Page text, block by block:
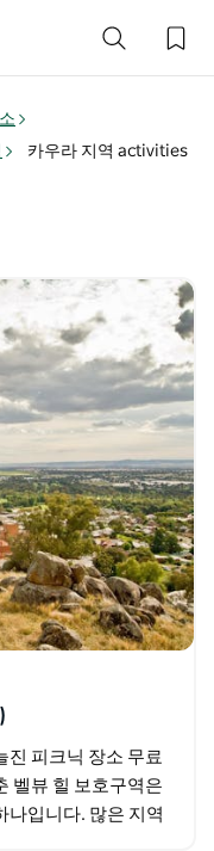
카우라 지역 activities
진 피크닉 장소 무료
벨뷰 힐 보호구역은
나입니다. 많은 지역